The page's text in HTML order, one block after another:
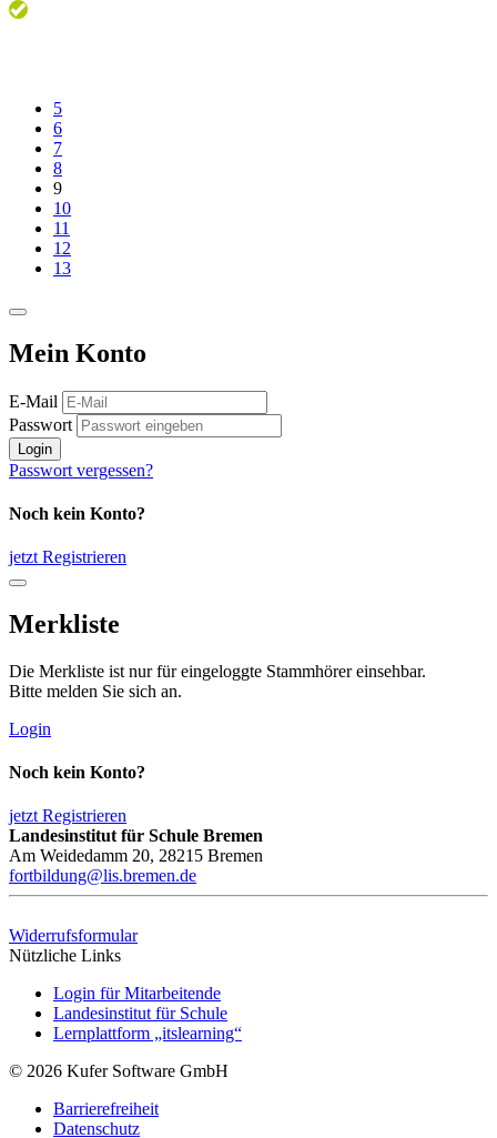
5
6
7
8
9
10
11
12
13
Mein Konto
E-Mail
Passwort
Login
Passwort vergessen?
Noch kein Konto?
jetzt Registrieren
Merkliste
Die Merkliste ist nur für eingeloggte Stammhörer einsehbar.
Bitte melden Sie sich an.
Login
Noch kein Konto?
jetzt Registrieren
Landesinstitut für Schule Bremen
Am Weidedamm 20, 28215 Bremen
fortbildung@lis.bremen.de
Widerrufsformular
Nützliche Links
Login für Mitarbeitende
Landesinstitut für Schule
Lernplattform „itslearning“
© 2026 Kufer Software GmbH
Barrierefreiheit
Datenschutz